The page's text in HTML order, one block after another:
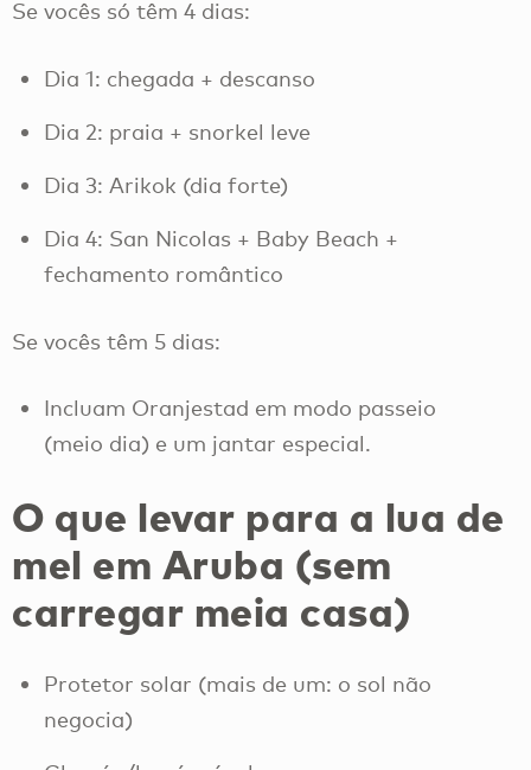
Se vocês só têm 4 dias:
Dia 1: chegada + descanso
Dia 2: praia + snorkel leve
Dia 3: Arikok (dia forte)
Dia 4: San Nicolas + Baby Beach +
fechamento romântico
Se vocês têm 5 dias:
Incluam Oranjestad em modo passeio
(meio dia) e um jantar especial.
O que levar para a lua de
mel em Aruba (sem
carregar meia casa)
Protetor solar (mais de um: o sol não
negocia)